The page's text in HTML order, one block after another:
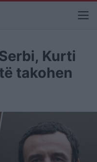
Kurti
takohen